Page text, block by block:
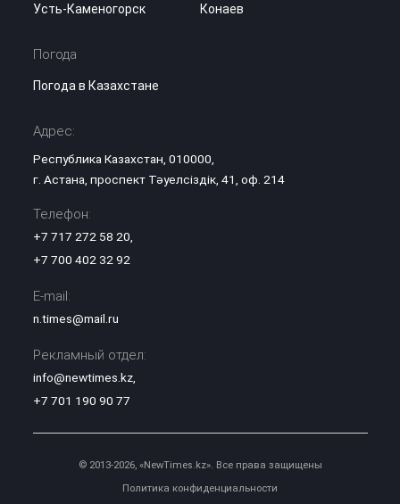
Усть-Каменогорск
Конаев
Погода
Погода в Казахстане
Адрес:
Республика Казахстан, 010000,
г. Астана, проспект Тәуелсіздік, 41, оф. 214
Телефон:
+7 717 272 58 20
+7 700 402 32 92
E-mail:
n.times@mail.ru
Рекламный отдел:
info@newtimes.kz,
+7 701 190 90 77
© 2013-2026, «NewTimes.kz». Все права защищены
Политика конфиденциальности